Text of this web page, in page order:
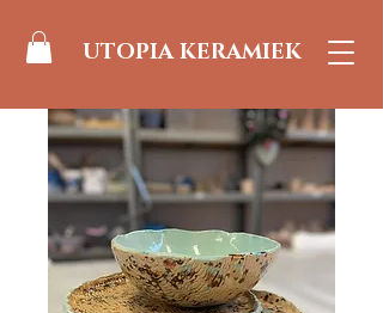
UTOPIA KERAMIEK